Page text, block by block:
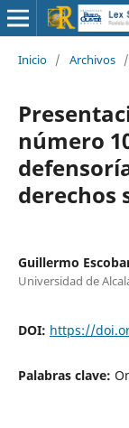
Inicio / Archivos /
número
derechos
Guillermo
Universidad de
DOI: https://
Palabras clave: